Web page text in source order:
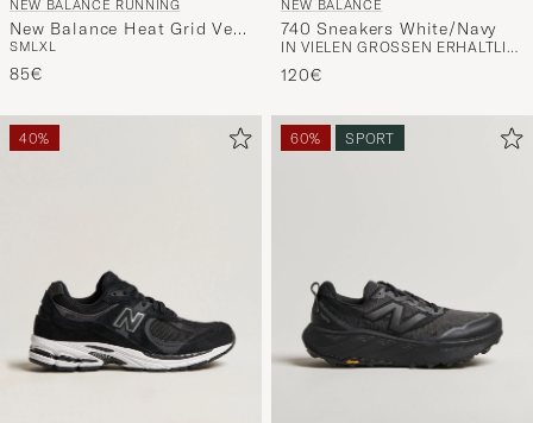
NEW BALANCE RUNNING
New Balance Heat Grid Vest
Grey
SMLXL
85€
NEW BALANCE
740 Sneakers White/Navy
IN VIELEN GRÖSSEN ERHÄLTLICH
120€
40% 60% SPORT